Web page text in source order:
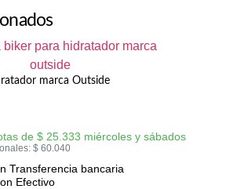
marca Outside
de $ 25.333 miércoles y sábados
$ 60.040
Transferencia bancaria
Efectivo